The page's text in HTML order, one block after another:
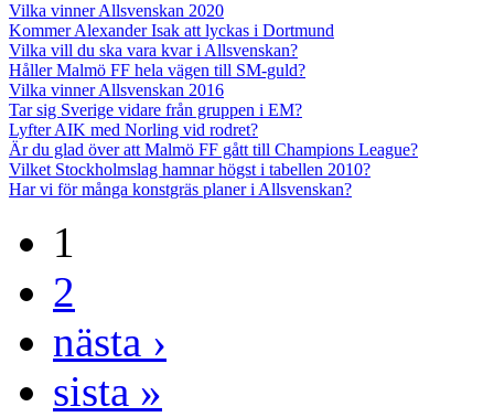
Vilka vinner Allsvenskan 2020
Kommer Alexander Isak att lyckas i Dortmund
Vilka vill du ska vara kvar i Allsvenskan?
Håller Malmö FF hela vägen till SM-guld?
Vilka vinner Allsvenskan 2016
Tar sig Sverige vidare från gruppen i EM?
Lyfter AIK med Norling vid rodret?
Är du glad över att Malmö FF gått till Champions League?
Vilket Stockholmslag hamnar högst i tabellen 2010?
Har vi för många konstgräs planer i Allsvenskan?
1
2
nästa ›
sista »